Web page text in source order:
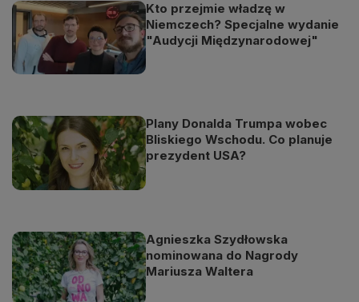
Kto przejmie władzę w
Niemczech? Specjalne wydanie
"Audycji Międzynarodowej"
Plany Donalda Trumpa wobec
Bliskiego Wschodu. Co planuje
prezydent USA?
Agnieszka Szydłowska
nominowana do Nagrody
Mariusza Waltera